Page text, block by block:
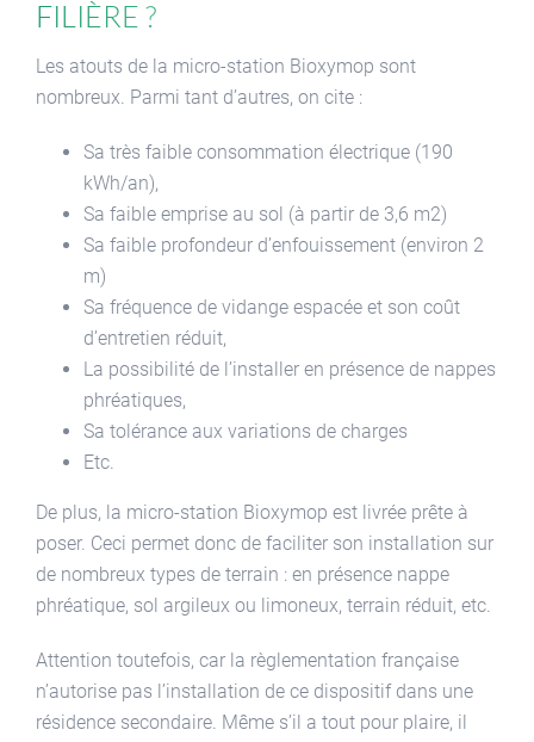
filière ?
Les atouts de la micro-station Bioxymop sont
nombreux. Parmi tant d’autres, on cite :
Sa très faible consommation électrique (190
kWh/an),
Sa faible emprise au sol (à partir de 3,6 m2)
Sa faible profondeur d’enfouissement (environ 2
m)
Sa fréquence de vidange espacée et son coût
d’entretien réduit,
La possibilité de l’installer en présence de nappes
phréatiques,
Sa tolérance aux variations de charges
Etc.
De plus, la micro-station Bioxymop est livrée prête à
poser. Ceci permet donc de faciliter son installation sur
de nombreux types de terrain : en présence nappe
phréatique, sol argileux ou limoneux, terrain réduit, etc.
Attention toutefois, car la règlementation française
n’autorise pas l’installation de ce dispositif dans une
résidence secondaire. Même s’il a tout pour plaire, il